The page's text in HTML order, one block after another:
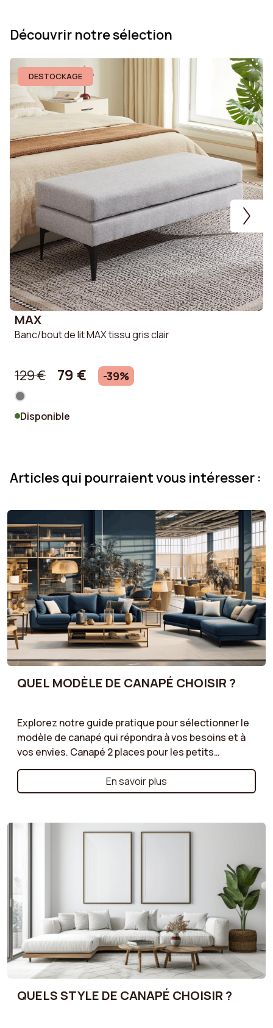
Découvrir notre sélection
DESTOCKAGE
MAX
Banc/bout de lit MAX tissu gris clair
129 € 79 € -39%
Disponible
Articles qui pourraient vous intéresser :
QUEL MODÈLE DE CANAPÉ CHOISIR ?
Explorez notre guide pratique pour sélectionner le
modèle de canapé qui répondra à vos besoins et à
vos envies. Canapé 2 places pour les petits
espaces, canapé d’angle pour un salon spacieux, ou
canapé modulable pour une flexibilité maximale :
nous vous aidons à comprendre les avantages de
faire le bon choix !
En savoir plus
QUELS STYLE DE CANAPÉ CHOISIR ?